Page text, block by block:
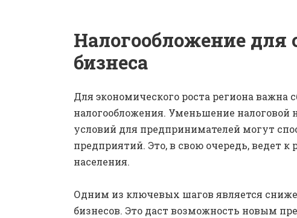
Налогообложение
бизнеса
Для экономического роста региона важна
налогообложения. Уменьшение налоговой
условий для предпринимателей могут
предприятий. Это, в свою очередь, ведет
населения.
Одним из ключевых шагов является
бизнесов. Это даст возможность новым